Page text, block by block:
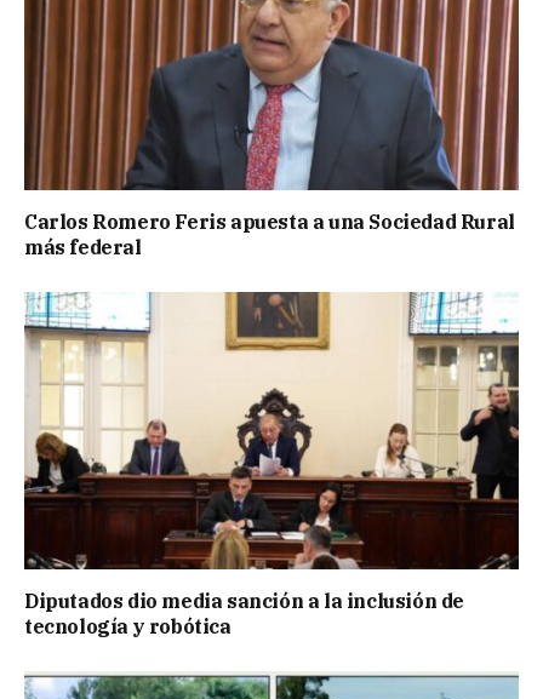
Carlos Romero Feris apuesta a una Sociedad Rural
más federal
Diputados dio media sanción a la inclusión de
tecnología y robótica